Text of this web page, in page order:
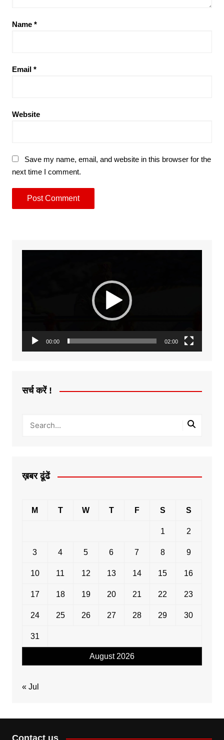
Name *
Email *
Website
Save my name, email, and website in this browser for the
next time I comment.
00:00 02:00
सर्च करें !
ख़बर ढूंढें
August 2026
M T W T F S S
1 2
3 4 5 6 7 8 9
10 11 12 13 14 15 16
17 18 19 20 21 22 23
24 25 26 27 28 29 30
31
« Jul